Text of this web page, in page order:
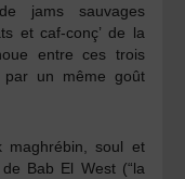
jams sauvages
et caf-conç’ de la
entre ces trois
par un même goût
maghrébin, soul et
Bab El West (“la